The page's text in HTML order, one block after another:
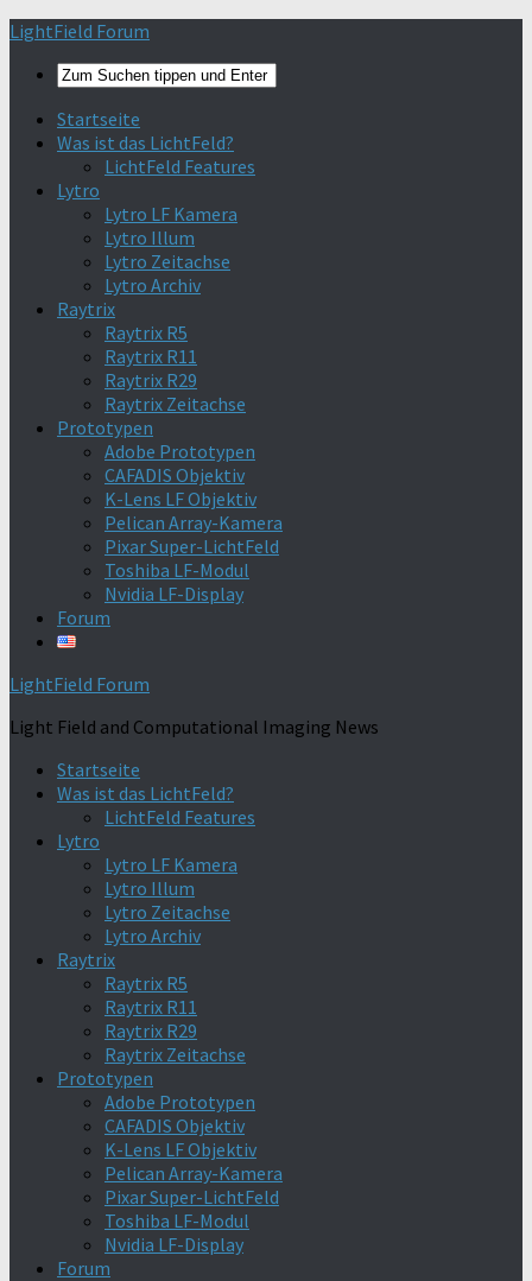
LightField Forum
Startseite
Was ist das LichtFeld?
LichtFeld Features
Lytro
Lytro LF Kamera
Lytro Illum
Lytro Zeitachse
Lytro Archiv
Raytrix
Raytrix R5
Raytrix R11
Raytrix R29
Raytrix Zeitachse
Prototypen
Adobe Prototypen
CAFADIS Objektiv
K-Lens LF Objektiv
Pelican Array-Kamera
Pixar Super-LichtFeld
Toshiba LF-Modul
Nvidia LF-Display
Forum
LightField Forum
Light Field and Computational Imaging News
Startseite
Was ist das LichtFeld?
LichtFeld Features
Lytro
Lytro LF Kamera
Lytro Illum
Lytro Zeitachse
Lytro Archiv
Raytrix
Raytrix R5
Raytrix R11
Raytrix R29
Raytrix Zeitachse
Prototypen
Adobe Prototypen
CAFADIS Objektiv
K-Lens LF Objektiv
Pelican Array-Kamera
Pixar Super-LichtFeld
Toshiba LF-Modul
Nvidia LF-Display
Forum
Find out more. Okay, thanks